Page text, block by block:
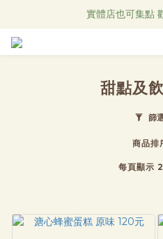
Research Notes
實體店也可集點
甜點及
篩
商品排
每頁顯示